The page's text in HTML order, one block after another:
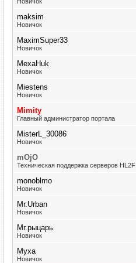
maksim
Новичок
MaximSuper33
Новичок
MexaHuk
Новичок
Miestens
Новичок
Mimity
Главный администратор портала
MisterL_30086
Новичок
mOjO
Техническая поддержка серверов HL2F
monoblmo
Новичок
Mr.Urban
Новичок
Mr.рыцарь
Новичок
Myxa
Новичок